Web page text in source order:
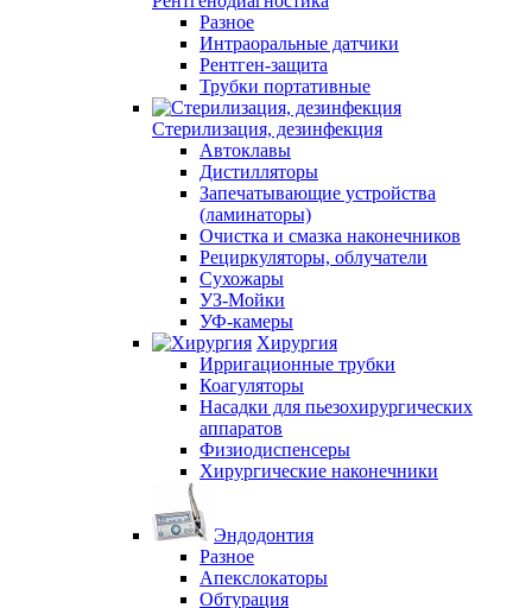
Разное
Интраоральные датчики
Рентген-защита
Трубки портативные
Стерилизация, дезинфекция
Автоклавы
Дистилляторы
Запечатывающие устройства
(ламинаторы)
Очистка и смазка наконечников
Рециркуляторы, облучатели
Сухожары
УЗ-Мойки
УФ-камеры
Хирургия
Ирригационные трубки
Коагуляторы
Насадки для пьезохирургических
аппаратов
Физиодиспенсеры
Хирургические наконечники
Эндодонтия
Разное
Апекслокаторы
Обтурация